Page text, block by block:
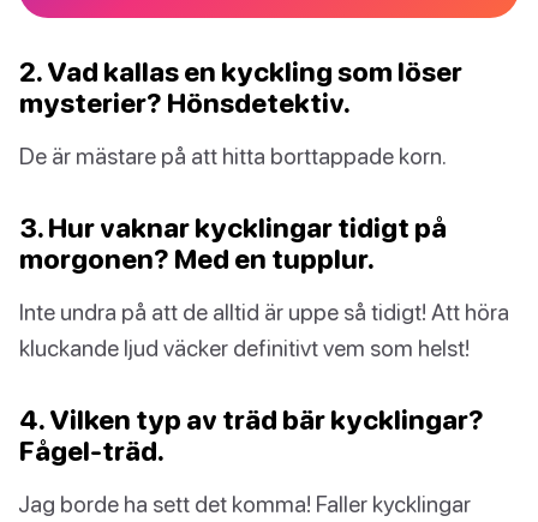
2. Vad kallas en kyckling som löser
mysterier? Hönsdetektiv.
De är mästare på att hitta borttappade korn.
3. Hur vaknar kycklingar tidigt på
morgonen? Med en tupplur.
Inte undra på att de alltid är uppe så tidigt! Att höra
kluckande ljud väcker definitivt vem som helst!
4. Vilken typ av träd bär kycklingar?
Fågel-träd.
Jag borde ha sett det komma! Faller kycklingar